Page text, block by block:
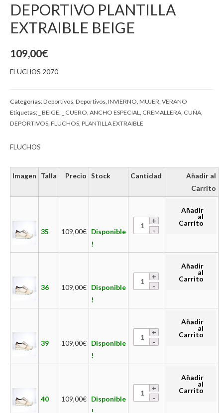
DEPORTIVO PLANTILLA
EXTRAIBLE BEIGE
109,00€
FLUCHOS 2070
Categorías:Deportivos Deportivos INVIERNO MUJER VERANO
Etiquetas: _ BEIGE _ CUERO ANCHO ESPECIAL CREMALLERA CUÑA
DEPORTIVOS FLUCHOS PLANTILLA EXTRAIBLE
FLUCHOS
Imagen Talla Precio Stock Cantidad
Añadir al
Carrito
35 109,00€ Disponible
!
Añadir
al
Carrito
36 109,00€ Disponible
!
Añadir
al
Carrito
39 109,00€ Disponible
!
Añadir
al
Carrito
40 109,00€ Disponible
!
Añadir
al
Carrito